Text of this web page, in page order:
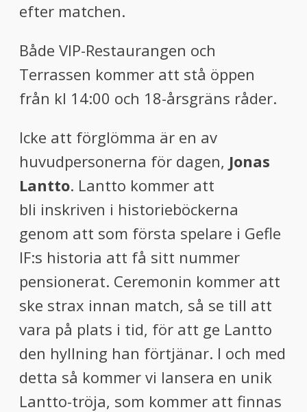
efter matchen.
Både VIP-Restaurangen och
Terrassen kommer att stå öppen
från kl 14:00 och 18-årsgräns råder.
Icke att förglömma är en av
huvudpersonerna för dagen, Jonas
Lantto. Lantto kommer att
bli inskriven i historieböckerna
genom att som första spelare i Gefle
IF:s historia att få sitt nummer
pensionerat. Ceremonin kommer att
ske strax innan match, så se till att
vara på plats i tid, för att ge Lantto
den hyllning han förtjänar. I och med
detta så kommer vi lansera en unik
Lantto-tröja, som kommer att finnas